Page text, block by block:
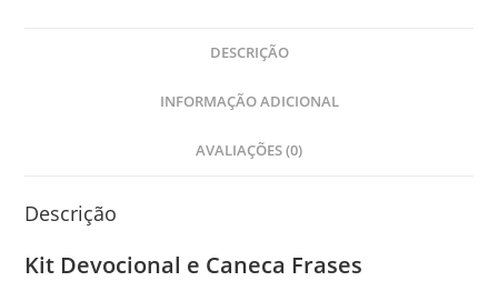
DESCRIÇÃO
INFORMAÇÃO ADICIONAL
AVALIAÇÕES (0)
Descrição
Kit Devocional e Caneca Frases